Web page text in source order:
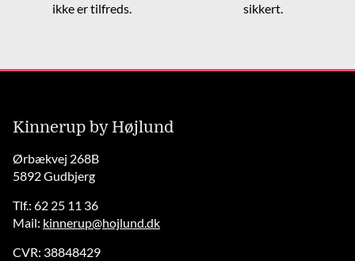
ikke er tilfreds.
sikkert.
Kinnerup by Højlund
Ørbækvej 268B
5892 Gudbjerg
Tlf.: 62 25 11 36
Mail: kinnerup@hojlund.dk
CVR: 38848429